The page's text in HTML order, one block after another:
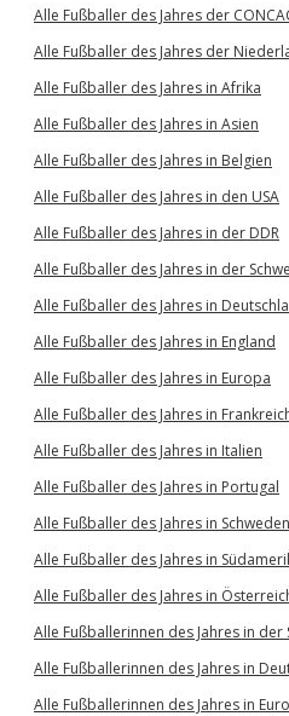
Alle Fußballer des Jahres der
Alle Fußballer des Jahres der
Alle Fußballer des Jahres in Afrika
Alle Fußballer des Jahres in Asien
Alle Fußballer des Jahres in Belgien
Alle Fußballer des Jahres in den USA
Alle Fußballer des Jahres in der DDR
Alle Fußballer des Jahres in der
Alle Fußballer des Jahres in
Alle Fußballer des Jahres in England
Alle Fußballer des Jahres in Europa
Alle Fußballer des Jahres in
Alle Fußballer des Jahres in Italien
Alle Fußballer des Jahres in Portugal
Alle Fußballer des Jahres in Schweden
Alle Fußballer des Jahres in
Alle Fußballer des Jahres in
Alle Fußballerinnen des Jahres in der
Alle Fußballerinnen des Jahres in
Alle Fußballerinnen des Jahres in